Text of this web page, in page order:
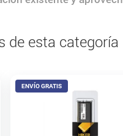
de esta categoría
ENVÍO GRATIS